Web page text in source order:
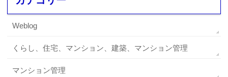
Weblog
くらし、住宅、マンション、建築、マンション管理
マンション管理